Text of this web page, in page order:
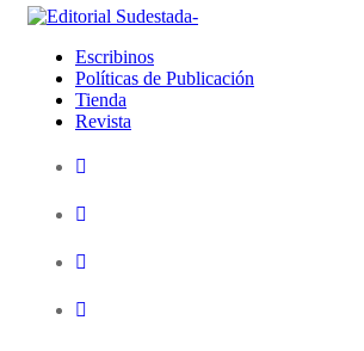
Escribinos
Políticas de Publicación
Tienda
Revista